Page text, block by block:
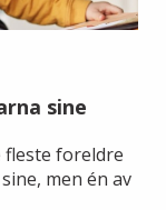
sine
fleste foreldre
men én av